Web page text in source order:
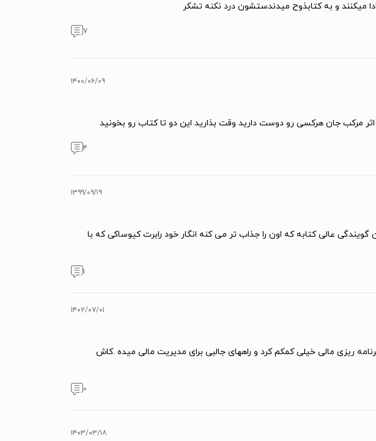
میکنند و به کتابذوح میدندستشون درد نکنه تشکر
۷
۱۴۰۰/۰۶/۰۹
مرکب جان هرکسی رو دوست دارید وقت بذارید این دو تا کتاب رو بخونید
۴
۱۳۹۹/۰۹/۱۹
عالی کتابه که اون را جذاب تر می کنه انگار خود رابرت کیوساکی که با
۱
۱۴۰۲/۰۷/۰۱
ریزی مالی خیلی کمکم کرد و راههای جالبی برای مدیریت مالی میده .کاش
۰
۱۴۰۳/۰۳/۱۸